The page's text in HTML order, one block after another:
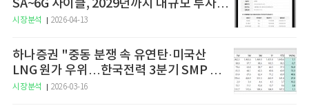
SA~6G 사이클, 2029년까지 대규모 투자
예고
시장분석 2026-04-13
하나증권 "중동 분쟁 속 유연탄·미국산
LNG 원가 우위…한국전력 3분기 SMP 상
승 전망"
시장분석 2026-03-16